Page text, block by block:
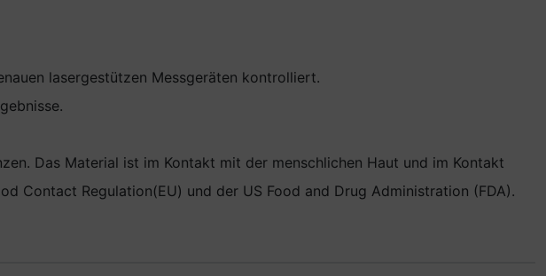
lasergestützen Messgeräten kontrolliert.
Das Material ist im Kontakt mit der menschlichen Haut und im Kontakt
Contact Regulation(EU) und der US Food and Drug Administration (FDA).